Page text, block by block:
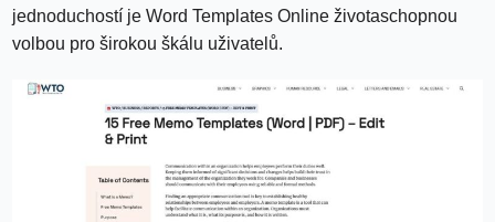
jednoduchostí je Word Templates Online životaschopnou
volbou pro širokou škálu uživatelů.